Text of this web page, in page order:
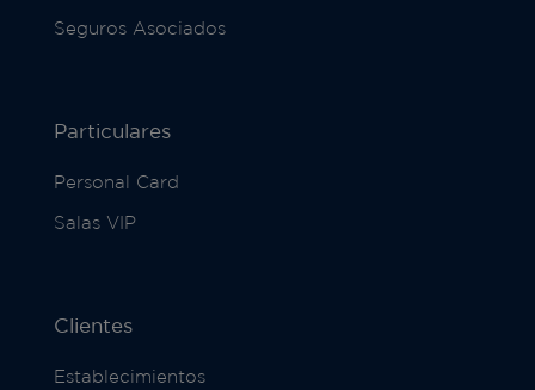
Seguros Asociados
Particulares
Personal Card
Salas VIP
Clientes
Establecimientos